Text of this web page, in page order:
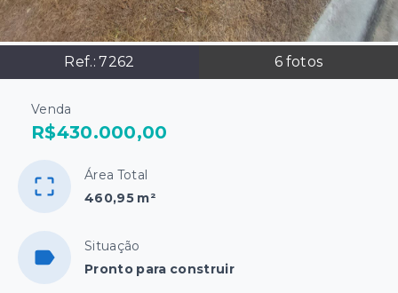
Ref.:7262 6 fotos
Venda
R$430.000,00
Área Total
460,95 m²
Situação
Pronto para construir